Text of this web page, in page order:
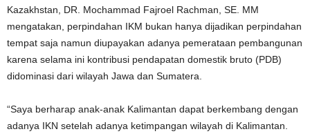
Kazakhstan, DR. Mochammad Fajroel Rachman, SE. MM
mengatakan, perpindahan IKM bukan hanya dijadikan perpindahan
tempat saja namun diupayakan adanya pemerataan pembangunan
karena selama ini kontribusi pendapatan domestik bruto (PDB)
didominasi dari wilayah Jawa dan Sumatera.
“Saya berharap anak-anak Kalimantan dapat berkembang dengan
adanya IKN setelah adanya ketimpangan wilayah di Kalimantan.